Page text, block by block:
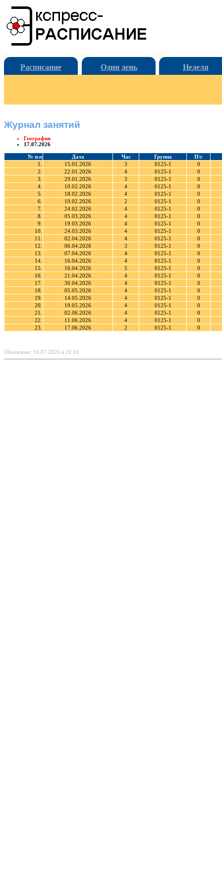
Расписание Один день Неделя
Журнал занятий
География
17.07.2026
№ п.п Дата Час Группа
П/г
1.
15.01.2026 3 0125-1
0
2.
22.01.2026 4 0125-1
0
3.
29.01.2026 3 0125-1
0
4.
10.02.2026 4 0125-1
0
5.
18.02.2026 4 0125-1
0
6.
19.02.2026 2 0125-1
0
7.
24.02.2026 4 0125-1
0
8.
05.03.2026 4 0125-1
0
9.
19.03.2026 4 0125-1
0
10.
24.03.2026 4 0125-1
0
11.
02.04.2026 4 0125-1
0
12.
06.04.2026 3 0125-1
0
13.
07.04.2026 4 0125-1
0
14.
16.04.2026 4 0125-1
0
15.
16.04.2026 5 0125-1
0
16.
21.04.2026 4 0125-1
0
17.
30.04.2026 4 0125-1
0
18.
05.05.2026 4 0125-1
0
19.
14.05.2026 4 0125-1
0
20.
19.05.2026 4 0125-1
0
21.
02.06.2026 4 0125-1
0
22.
11.06.2026 4 0125-1
0
23.
17.06.2026 2 0125-1 0
Обновлено: 16.07.2026 в 20:24.